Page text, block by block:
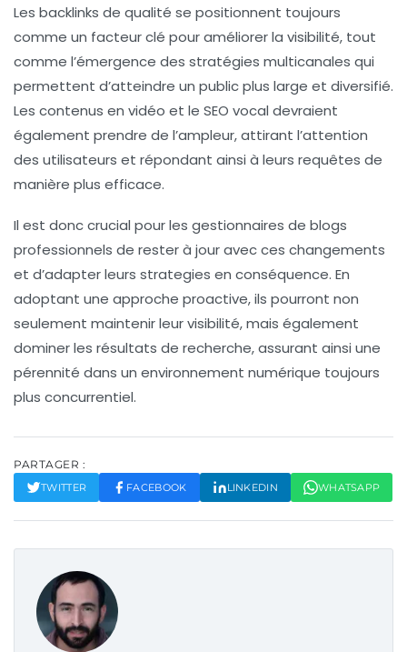
Les backlinks de qualité se positionnent toujours
comme un facteur clé pour améliorer la visibilité, tout
comme l’émergence des stratégies multicanales qui
permettent d’atteindre un public plus large et diversifié.
Les contenus en vidéo et le SEO vocal devraient
également prendre de l’ampleur, attirant l’attention
des utilisateurs et répondant ainsi à leurs requêtes de
manière plus efficace.
Il est donc crucial pour les gestionnaires de blogs
professionnels de rester à jour avec ces changements
et d’adapter leurs strategies en conséquence. En
adoptant une approche proactive, ils pourront non
seulement maintenir leur visibilité, mais également
dominer les résultats de recherche, assurant ainsi une
pérennité dans un environnement numérique toujours
plus concurrentiel.
PARTAGER :
TWITTER FACEBOOK LINKEDIN WHATSAPP